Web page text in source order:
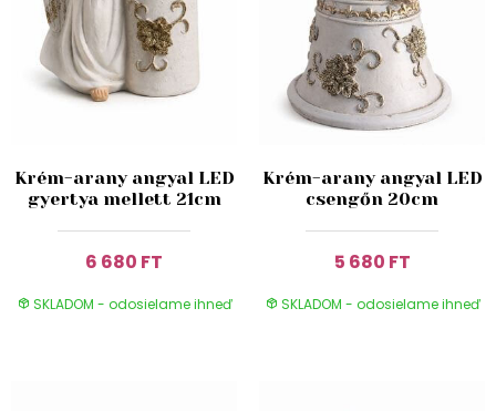
Krém-arany angyal LED
gyertya mellett 21cm
6 680 FT
SKLADOM - odosielame ihneď
Krém-arany angyal LED
csengőn 20cm
5 680 FT
SKLADOM - odosielame ihneď